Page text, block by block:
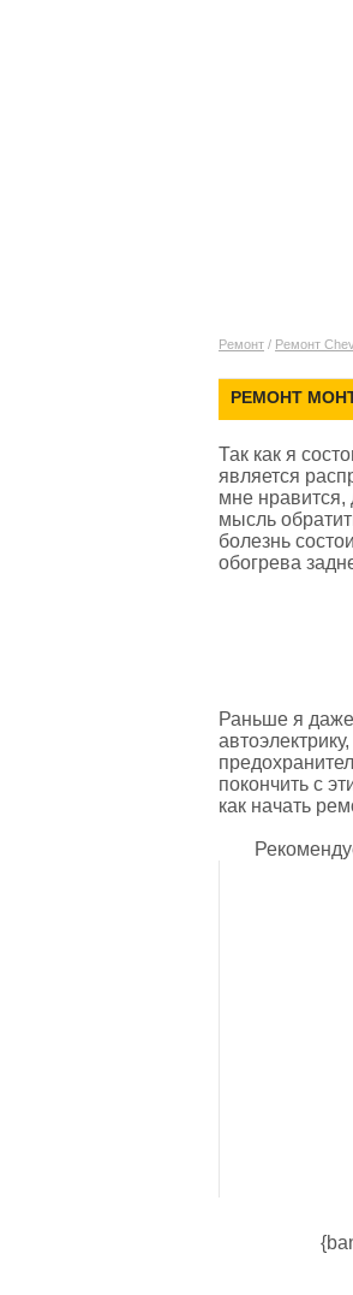
Ремонт / Ремонт
РЕМОНТ
Так как я
является
мне нравится,
мысль
болезнь
обогрева
Раньше я
покончить с
как начать